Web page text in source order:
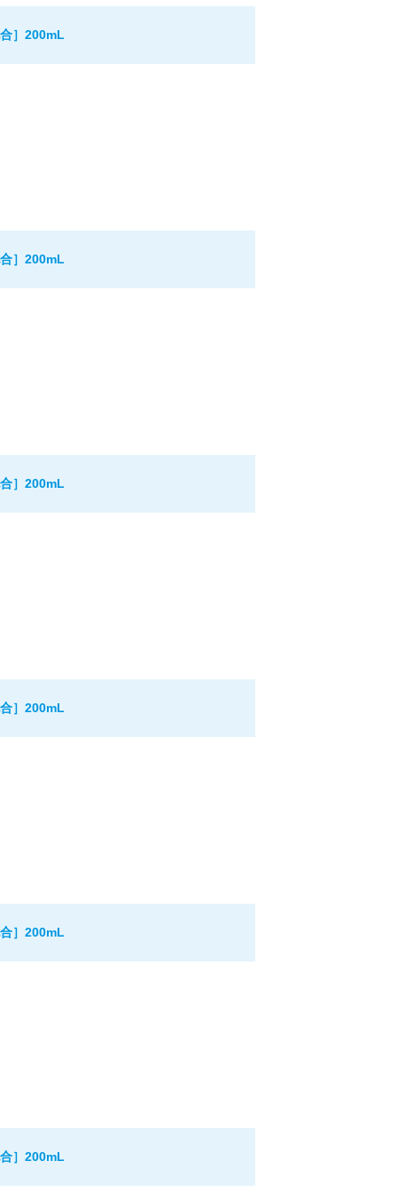
］200mL
］200mL
］200mL
］200mL
］200mL
］200mL